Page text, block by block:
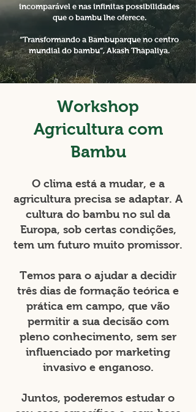
incomparável e nas infinitas possibilidades
que o bambu lhe oferece.
“Transformando a Bambuparque no centro
mundial do bambu”, Akash Thapaliya.
Workshop
Agricultura com
Bambu
O clima está a mudar, e a
agricultura precisa se adaptar. A
cultura do bambu no sul da
Europa, sob certas condições,
tem um futuro muito promissor.
Temos para o ajudar a decidir
três dias de formação teórica e
prática em campo, que vão
permitir a sua decisão com
pleno conhecimento, sem ser
influenciado por marketing
invasivo e enganoso.
Juntos, poderemos estudar o